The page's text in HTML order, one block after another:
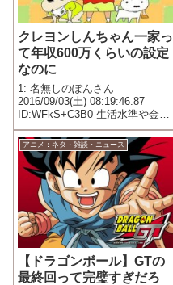
クレヨンしんちゃん一家っ
て年収600万くらいの設定
なのに
1: 名無しのぽんさん
2016/09/03(土) 08:19:46.87
ID:WFkS+C3B0 生活水準や金銭
感覚が年収300万レベルなのはな
ぜなのか
アニメ：ネタ・雑談・ニュース
【ドラゴンボール】GTの
最終回って完璧すぎだろ